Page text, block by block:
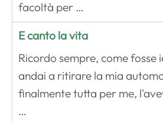
facoltà per …
E canto la vita
Ricordo sempre, come fosse
andai a ritirare la mia
finalmente tutta per me,
…